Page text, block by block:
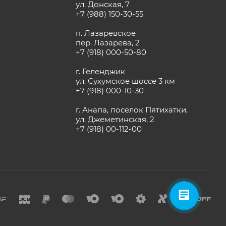
ул. Донская, 7
+7 (988) 150-30-55
п. Лазаревское
пер. Лазарева, 2
+7 (918) 000-50-80
г. Геленджик
ул. Сухумское шоссе 3 км
+7 (918) 000-10-30
г. Анапа, поселок Пятихатки,
ул. Джеметинская, 2
+7 (918) 00-112-00